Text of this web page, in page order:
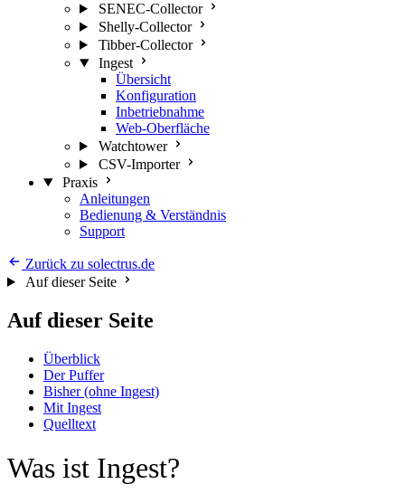
SENEC-Collector
Shelly-Collector
Tibber-Collector
Ingest
Übersicht
Konfiguration
Inbetriebnahme
Web-Oberfläche
Watchtower
CSV-Importer
Praxis
Anleitungen
Bedienung & Verständnis
Support
Zurück zu solectrus.de
Auf dieser Seite
Auf dieser Seite
Überblick
Der Puffer
Bisher (ohne Ingest)
Mit Ingest
Quelltext
Was ist Ingest?